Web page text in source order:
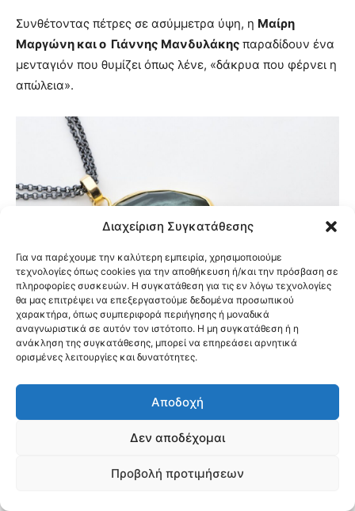
Διαχείριση Συγκατάθεσης
Για να παρέχουμε την καλύτερη εμπειρία, χρησιμοποιούμε
τεχνολογίες όπως cookies για την αποθήκευση ή/και την πρόσβαση σε
πληροφορίες συσκευών. Η συγκατάθεση για τις εν λόγω τεχνολογίες
θα μας επιτρέψει να επεξεργαστούμε δεδομένα προσωπικού
χαρακτήρα, όπως συμπεριφορά περιήγησης ή μοναδικά
αναγνωριστικά σε αυτόν τον ιστότοπο. Η μη συγκατάθεση ή η
ανάκληση της συγκατάθεσης, μπορεί να επηρεάσει αρνητικά
ορισμένες λειτουργίες και δυνατότητες.
Αποδοχή
Δεν αποδέχομαι
Προβολή προτιμήσεων
Συνθέτοντας πέτρες σε ασύμμετρα ύψη, η Μαίρη
Μαργώνη και ο Γιάννης Μανδυλάκης παραδίδουν ένα
μενταγιόν που θυμίζει όπως λένε, «δάκρυα που φέρνει η
απώλεια».
Δύο επιτοίχιες ζωγραφικές συνθέσεις σε επιφάνεια